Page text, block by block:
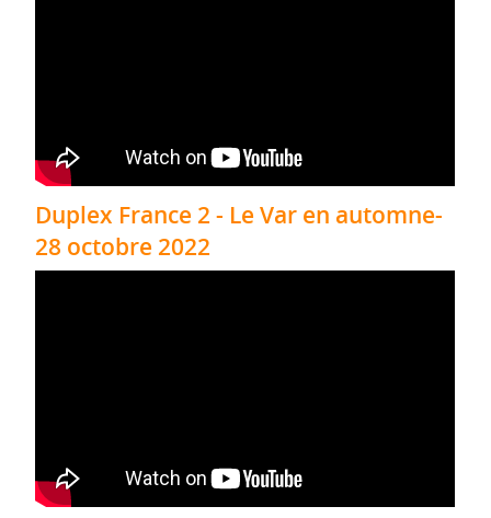
Duplex France 2 - Le Var en automne-
28 octobre 2022